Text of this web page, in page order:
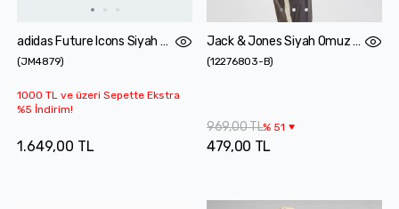
adidas Future Icons Siyah Omuz Çantası
(JM4879)
1000 TL ve üzeri Sepette Ekstra
%5 İndirim!
1.649,00 TL
Jack & Jones Siyah Omuz Çantası
(12276803-B)
969,00 TL% 51
479,00 TL